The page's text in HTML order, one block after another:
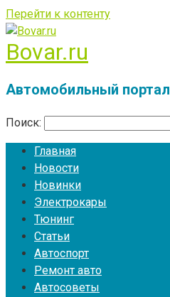
Перейти к контенту
Bovar.ru
Автомобильный портал
Поиск:
Главная
Новости
Новинки
Электрокары
Тюнинг
Статьи
Автоспорт
Ремонт авто
Автосоветы